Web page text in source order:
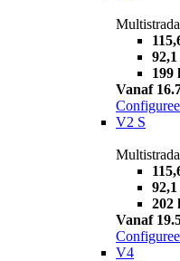
199
Vanaf
V2 S
202
Vanaf
V4